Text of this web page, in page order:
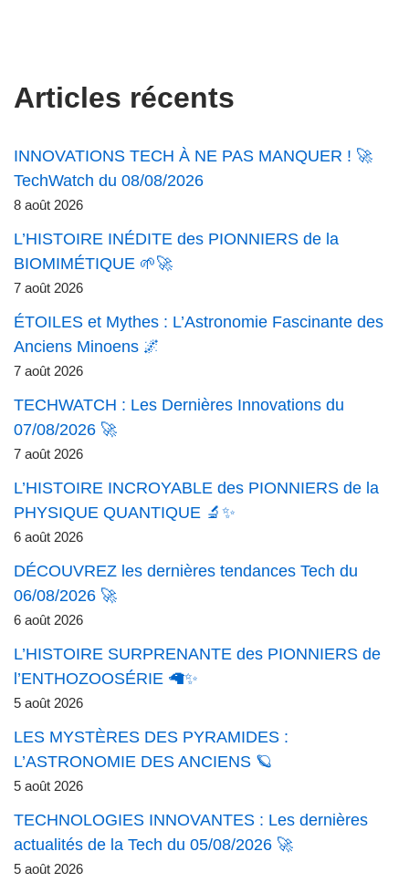
Articles récents
INNOVATIONS TECH À NE PAS MANQUER ! 🚀
TechWatch du 08/08/2026
8 août 2026
L’HISTOIRE INÉDITE des PIONNIERS de la
BIOMIMÉTIQUE 🌱🚀
7 août 2026
ÉTOILES et Mythes : L’Astronomie Fascinante des
Anciens Minoens 🌌
7 août 2026
TECHWATCH : Les Dernières Innovations du
07/08/2026 🚀
7 août 2026
L’HISTOIRE INCROYABLE des PIONNIERS de la
PHYSIQUE QUANTIQUE 🔬✨
6 août 2026
DÉCOUVREZ les dernières tendances Tech du
06/08/2026 🚀
6 août 2026
L’HISTOIRE SURPRENANTE des PIONNIERS de
l’ENTHOZOOSÉRIE 🦙✨
5 août 2026
LES MYSTÈRES DES PYRAMIDES :
L’ASTRONOMIE DES ANCIENS 🪐
5 août 2026
TECHNOLOGIES INNOVANTES : Les dernières
actualités de la Tech du 05/08/2026 🚀
5 août 2026